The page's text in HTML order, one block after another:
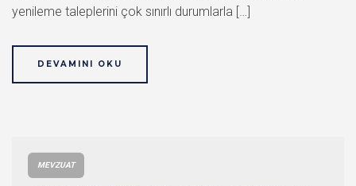
yenileme taleplerini çok sınırlı durumlarla […]
DEVAMINI OKU
MEVZUAT